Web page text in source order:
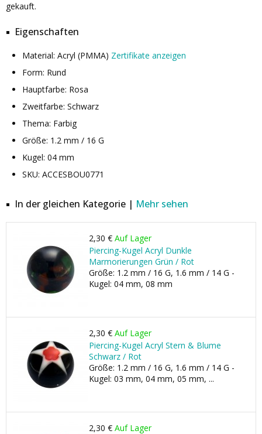
gekauft.
Eigenschaften
Material: Acryl (PMMA) Zertifikate anzeigen
Form: Rund
Hauptfarbe: Rosa
Zweitfarbe: Schwarz
Thema: Farbig
Größe: 1.2 mm / 16 G
Kugel: 04 mm
SKU: ACCESBOU0771
In der gleichen Kategorie | Mehr sehen
2,30 € Auf Lager
Piercing-Kugel Acryl Dunkle
Marmorierungen Grün / Rot
Größe: 1.2 mm / 16 G, 1.6 mm / 14 G -
Kugel: 04 mm, 08 mm
2,30 € Auf Lager
Piercing-Kugel Acryl Stern & Blume
Schwarz / Rot
Größe: 1.2 mm / 16 G, 1.6 mm / 14 G -
Kugel: 03 mm, 04 mm, 05 mm, ...
2,30 € Auf Lager